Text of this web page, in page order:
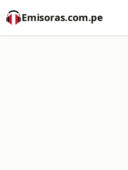
Emisoras.com.pe